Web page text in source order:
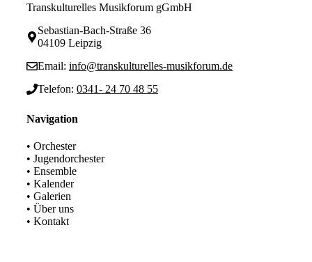
Transkulturelles Musikforum gGmbH
Sebastian-Bach-Straße 36
04109 Leipzig
Email: info@transkulturelles-musikforum.de
Telefon: 0341- 24 70 48 55
Navigation
• Orchester
• Jugendorchester
• Ensemble
• Kalender
• Galerien
• Über uns
• Kontakt